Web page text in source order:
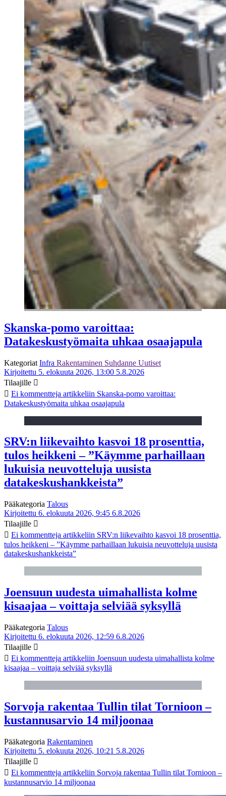
Skanska-pomo varoittaa:
Datakeskustyömaita uhkaa osaajapula
Kategoriat Infra Rakentaminen Suhdanne Uutiset
Kirjoitettu 5. elokuuta 2026, 13:00 5.8.2026
Tilaajille
Ei kommentteja artikkeliin Skanska-pomo varoittaa:
Datakeskustyömaita uhkaa osaajapula
SRV:n liikevaihto kasvoi 18 prosenttia,
tulos heikkeni – ”Käymme parhaillaan
lukuisia neuvotteluja uusista
datakeskushankkeista”
Pääkategoria Talous
Kirjoitettu 6. elokuuta 2026, 9:45 6.8.2026
Tilaajille
Ei kommentteja artikkeliin SRV:n liikevaihto kasvoi 18 prosenttia,
tulos heikkeni – ”Käymme parhaillaan lukuisia neuvotteluja uusista
datakeskushankkeista”
Joensuun uudesta uimahallista kolme
kisaajaa – voittaja selviää syksyllä
Pääkategoria Talous
Kirjoitettu 6. elokuuta 2026, 12:59 6.8.2026
Tilaajille
Ei kommentteja artikkeliin Joensuun uudesta uimahallista kolme
kisaajaa – voittaja selviää syksyllä
Sorvoja rakentaa Tullin tilat Tornioon –
kustannusarvio 14 miljoonaa
Pääkategoria Rakentaminen
Kirjoitettu 5. elokuuta 2026, 10:21 5.8.2026
Tilaajille
Ei kommentteja artikkeliin Sorvoja rakentaa Tullin tilat Tornioon –
kustannusarvio 14 miljoonaa